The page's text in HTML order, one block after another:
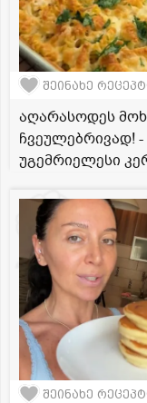
შეინახე
აღარასოდეს
ჩვეულებრივად!
უგემრიელესი
შეინახე